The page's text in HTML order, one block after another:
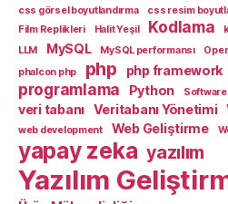
css görsel boyutlandırma
css resim
Film Replikleri Halit Yeşil Kodlama
LLM MySQL MySQL performansı
phalcon php php php framework
programlama Python
veri tabanı Veritabanı Yönetimi
web development Web Geliştirme
yapay zeka yazılım
Yazılım